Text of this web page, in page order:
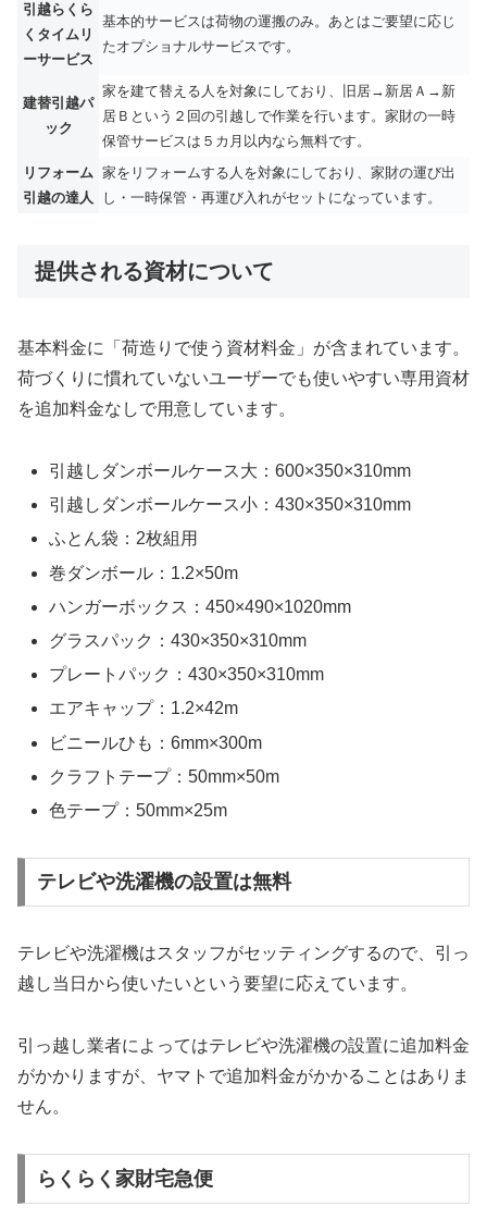
引越らくら
くタイムリ
ーサービス
基本的サービスは荷物の運搬のみ。あとはご要望に応じ
たオプショナルサービスです。
建替引越パ
ック
家を建て替える人を対象にしており、旧居→新居Ａ→新
居Ｂという２回の引越しで作業を行います。家財の一時
保管サービスは５カ月以内なら無料です。
リフォーム
引越の達人
家をリフォームする人を対象にしており、家財の運び出
し・一時保管・再運び入れがセットになっています。
提供される資材について
基本料金に「荷造りで使う資材料金」が含まれています。
荷づくりに慣れていないユーザーでも使いやすい専用資材
を追加料金なしで用意しています。
引越しダンボールケース大：600×350×310mm
引越しダンボールケース小：430×350×310mm
ふとん袋：2枚組用
巻ダンボール：1.2×50m
ハンガーボックス：450×490×1020mm
グラスパック：430×350×310mm
プレートパック：430×350×310mm
エアキャップ：1.2×42m
ビニールひも：6mm×300m
クラフトテープ：50mm×50m
色テープ：50mm×25m
テレビや洗濯機の設置は無料
テレビや洗濯機はスタッフがセッティングするので、引っ
越し当日から使いたいという要望に応えています。
引っ越し業者によってはテレビや洗濯機の設置に追加料金
がかかりますが、ヤマトで追加料金がかかることはありま
せん。
らくらく家財宅急便